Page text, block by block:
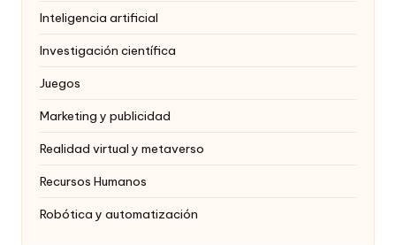
Inteligencia artificial
Investigación científica
Juegos
Marketing y publicidad
Realidad virtual y metaverso
Recursos Humanos
Robótica y automatización